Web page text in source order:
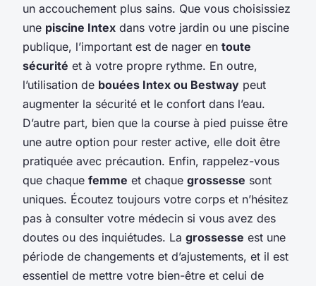
un accouchement plus sains. Que vous choisissiez
une piscine Intex dans votre jardin ou une piscine
publique, l’important est de nager en toute
sécurité et à votre propre rythme. En outre,
l’utilisation de bouées Intex ou Bestway peut
augmenter la sécurité et le confort dans l’eau.
D’autre part, bien que la course à pied puisse être
une autre option pour rester active, elle doit être
pratiquée avec précaution. Enfin, rappelez-vous
que chaque femme et chaque grossesse sont
uniques. Écoutez toujours votre corps et n’hésitez
pas à consulter votre médecin si vous avez des
doutes ou des inquiétudes. La grossesse est une
période de changements et d’ajustements, et il est
essentiel de mettre votre bien-être et celui de